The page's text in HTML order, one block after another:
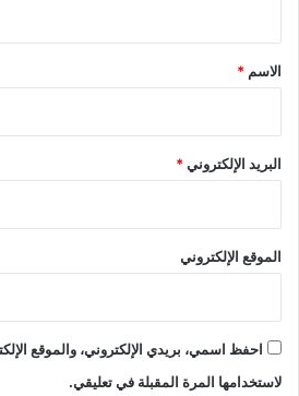
*
الاسم *
البريد الإلكتروني*
الموقع الإلكتروني
احفظ اسمي، بريدي الإلكتروني، والموقع
لاستخدامها المرة المقبلة في تعليقي.